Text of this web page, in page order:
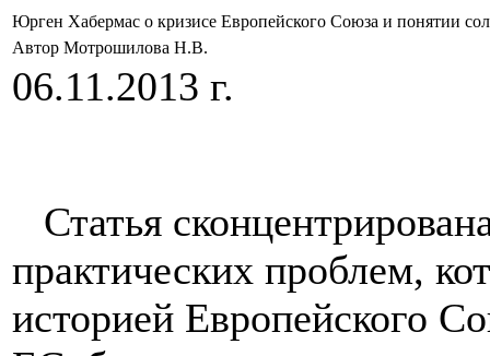
Юрген Хабермас о кризисе Европейского Союза и понятии
Автор Мотрошилова Н.В.
06.11.2013 г.
Статья
практических проблем,
историей Европейского